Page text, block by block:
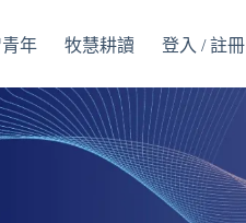
年 牧慧耕讀 登入 / 註冊